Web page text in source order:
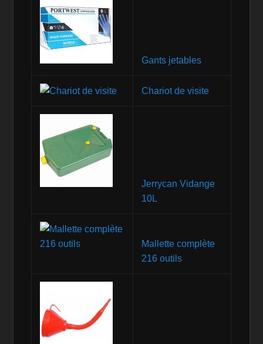
Gants jetables
Chariot de visite
Jerrycan Vidange
10L
Mallette complète
216 outils